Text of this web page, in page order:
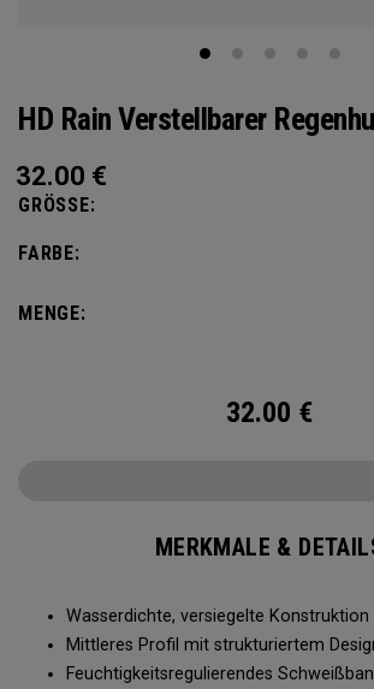
HD Rain Verstellbarer
32.00 €
GRÖSSE:
FARBE:
MENGE:
32.00 €
MERKMALE &
Wasserdichte, versiegelte Konstruktion
Mittleres Profil mit strukturiertem
Feuchtigkeitsregulierendes